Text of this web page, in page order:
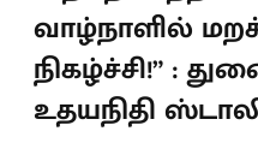
வாழ்நாளில்
நிகழ்ச்சி!” :
உதயநிதி